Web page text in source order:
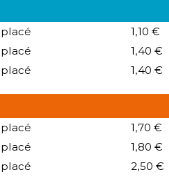
placé
1,10 €
placé
1,40 €
placé 1,40 €
placé
1,70 €
placé
1,80 €
placé 2,50 €